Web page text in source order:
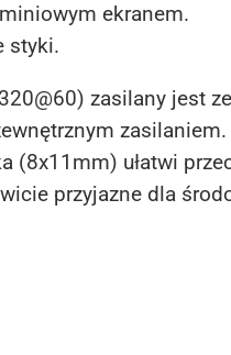
ekranem.
styki.
zasilany jest ze
(8x11mm) ułatwi
przyjazne dla